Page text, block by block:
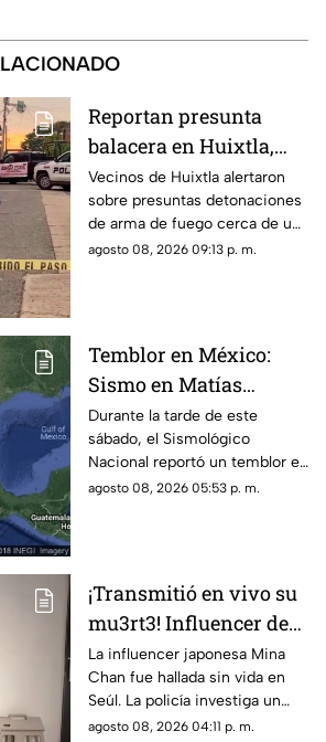
Reportan presunta
balacera en Huixtla,
Chiapas: Vecinos
alertan por
detonaciones de fuego
Vecinos de Huixtla alertaron
sobre presuntas detonaciones
de arma de fuego cerca de una
bodega de café. Circulan
agosto 08, 2026 09:13 p. m.
Temblor en México:
Sismo en Matías
Romero, Oaxaca, hoy 8
de agosto de 2026
Durante la tarde de este
sábado, el Sismológico
Nacional reportó un temblor en
México hoy, con epicentro en
agosto 08, 2026 05:53 p. m.
¡Transmitió en vivo su
mu3rt3! Influencer de
k-pop Mina Chan
estaba en su
departamento de Seúl
La influencer japonesa Mina
Chan fue hallada sin vida en
Seúl. La policía investiga un
posible suicidio tras una alerta
agosto 08, 2026 04:11 p. m.